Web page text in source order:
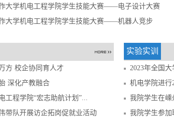
大学机电工程学院学生技能大赛——电子设计大赛
大学机电工程学院学生技能大赛——机器人竞步
方 校企协同育人才
深化产教融合
工程学院“宏志助航计划”...
带队开展访企拓岗促就业活动
实验实训
2023年全国
机电学院进行
我院学生在
我院学生参